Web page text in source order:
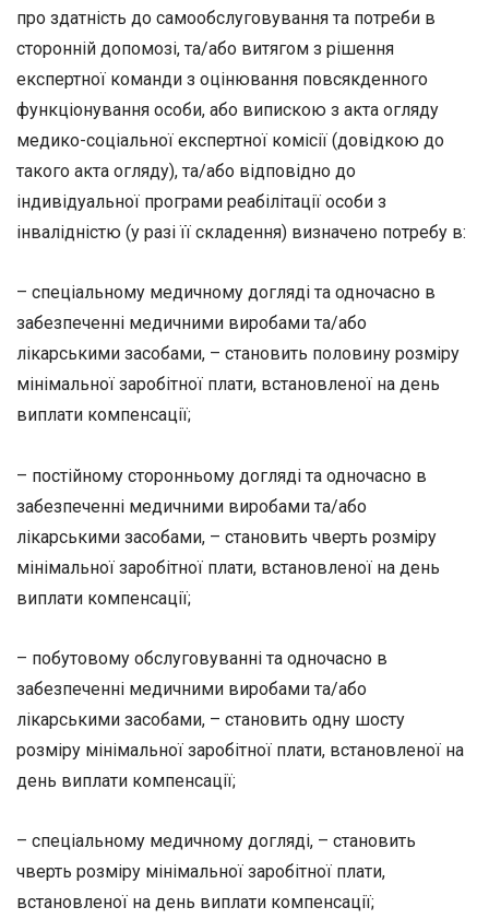
про здатність до самообслуговування та потреби в
сторонній допомозі, та/або витягом з рішення
експертної команди з оцінювання повсякденного
функціонування особи, або випискою з акта огляду
медико-соціальної експертної комісії (довідкою до
такого акта огляду), та/або відповідно до
індивідуальної програми реабілітації особи з
інвалідністю (у разі її складення) визначено потребу в:
– спеціальному медичному догляді та одночасно в
забезпеченні медичними виробами та/або
лікарськими засобами, – становить половину розміру
мінімальної заробітної плати, встановленої на день
виплати компенсації;
– постійному сторонньому догляді та одночасно в
забезпеченні медичними виробами та/або
лікарськими засобами, – становить чверть розміру
мінімальної заробітної плати, встановленої на день
виплати компенсації;
– побутовому обслуговуванні та одночасно в
забезпеченні медичними виробами та/або
лікарськими засобами, – становить одну шосту
розміру мінімальної заробітної плати, встановленої на
день виплати компенсації;
– спеціальному медичному догляді, – становить
чверть розміру мінімальної заробітної плати,
встановленої на день виплати компенсації;